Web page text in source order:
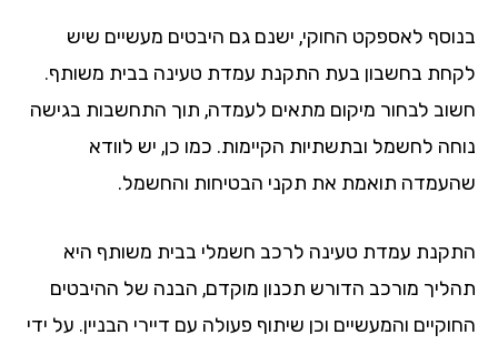
לאספקט החוקי, ישנם גם היבטים מעשיים שיש
בחשבון בעת התקנת עמדת טעינה בבית משותף.
לבחור מיקום מתאים לעמדה, תוך התחשבות בגישה
לחשמל ובתשתיות הקיימות. כמו כן, יש לוודא
תואמת את תקני הבטיחות והחשמל.
עמדת טעינה לרכב חשמלי בבית משותף היא
מורכב הדורש תכנון מוקדם, הבנה של ההיבטים
והמעשיים וכן שיתוף פעולה עם דיירי הבניין. על ידי